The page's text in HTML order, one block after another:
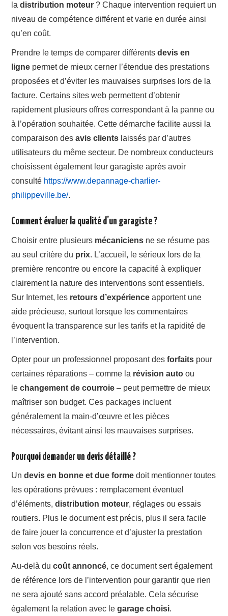
ladistribution moteur ? Chaque intervention requiert un
niveau de compétence différent et varie en durée ainsi
qu’en coût.
Prendre le temps de comparer différentsdevis en
ligne permet de mieux cerner l’étendue des prestations
proposées et d’éviter les mauvaises surprises lors de la
facture. Certains sites web permettent d’obtenir
rapidement plusieurs offres correspondant à la panne ou
à l’opération souhaitée. Cette démarche facilite aussi la
comparaison desavis clients laissés par d’autres
utilisateurs du même secteur. De nombreux conducteurs
choisissent également leur garagiste après avoir
consulté https://www.depannage-charlier-
philippeville.be/.
Comment évaluer la qualité d’un garagiste ?
Choisir entre plusieurs mécaniciens ne se résume pas
au seul critère du prix. L’accueil, le sérieux lors de la
première rencontre ou encore la capacité à expliquer
clairement la nature des interventions sont essentiels.
Sur Internet, les retours d’expérience apportent une
aide précieuse, surtout lorsque les commentaires
évoquent la transparence sur les tarifs et la rapidité de
l’intervention.
Opter pour un professionnel proposant desforfaits pour
certaines réparations – comme la révision auto ou
lechangement de courroie – peut permettre de mieux
maîtriser son budget. Ces packages incluent
généralement la main-d’œuvre et les pièces
nécessaires, évitant ainsi les mauvaises surprises.
Pourquoi demander un devis détaillé ?
Undevis en bonne et due forme doit mentionner toutes
les opérations prévues : remplacement éventuel
d’éléments,distribution moteur, réglages ou essais
routiers. Plus le document est précis, plus il sera facile
de faire jouer la concurrence et d’ajuster la prestation
selon vos besoins réels.
Au-delà ducoût annoncé, ce document sert également
de référence lors de l’intervention pour garantir que rien
ne sera ajouté sans accord préalable. Cela sécurise
également la relation avec legarage choisi.